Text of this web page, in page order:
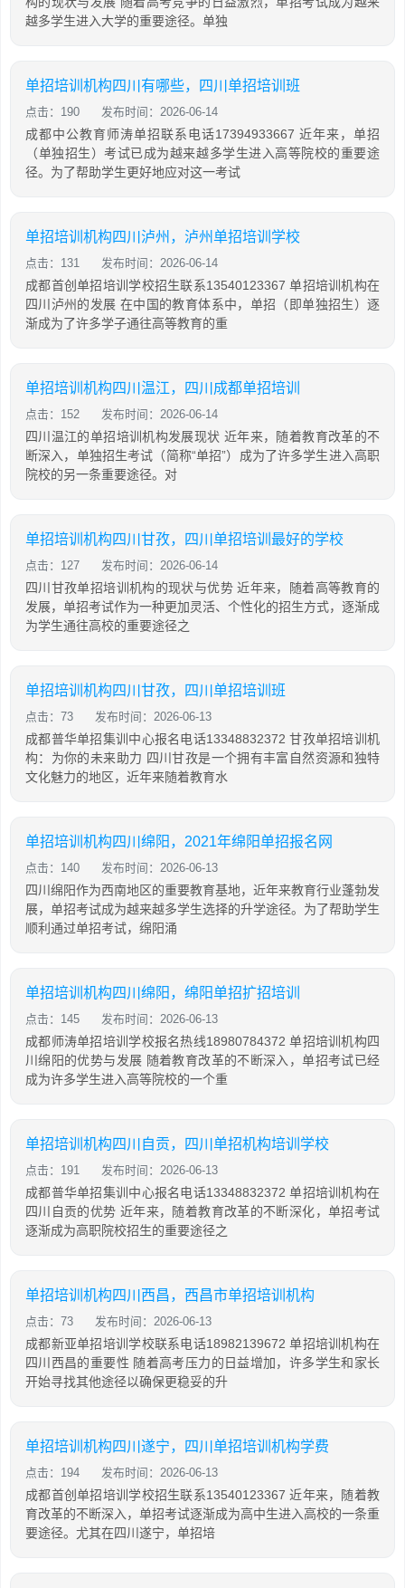
越多学生进入大学的重要途径。单独
单招培训机构四川有哪些，四川单招培训班
点击：190 发布时间：2026-06-14
成都中公教育师涛单招联系电话17394933667 近年来，单招
（单独招生）考试已成为越来越多学生进入高等院校的重要途
径。为了帮助学生更好地应对这一考试
单招培训机构四川泸州，泸州单招培训学校
点击：131 发布时间：2026-06-14
成都首创单招培训学校招生联系13540123367 单招培训机构在
四川泸州的发展 在中国的教育体系中，单招（即单独招生）逐
渐成为了许多学子通往高等教育的重
单招培训机构四川温江，四川成都单招培训
点击：152 发布时间：2026-06-14
四川温江的单招培训机构发展现状 近年来，随着教育改革的不
断深入，单独招生考试（简称“单招”）成为了许多学生进入高职
院校的另一条重要途径。对
单招培训机构四川甘孜，四川单招培训最好的学校
点击：127 发布时间：2026-06-14
四川甘孜单招培训机构的现状与优势 近年来，随着高等教育的
发展，单招考试作为一种更加灵活、个性化的招生方式，逐渐成
为学生通往高校的重要途径之
单招培训机构四川甘孜，四川单招培训班
点击：73 发布时间：2026-06-13
成都普华单招集训中心报名电话13348832372 甘孜单招培训机
构：为你的未来助力 四川甘孜是一个拥有丰富自然资源和独特
文化魅力的地区，近年来随着教育水
单招培训机构四川绵阳，2021年绵阳单招报名网
点击：140 发布时间：2026-06-13
四川绵阳作为西南地区的重要教育基地，近年来教育行业蓬勃发
展，单招考试成为越来越多学生选择的升学途径。为了帮助学生
顺利通过单招考试，绵阳涌
单招培训机构四川绵阳，绵阳单招扩招培训
点击：145 发布时间：2026-06-13
成都师涛单招培训学校报名热线18980784372 单招培训机构四
川绵阳的优势与发展 随着教育改革的不断深入，单招考试已经
成为许多学生进入高等院校的一个重
单招培训机构四川自贡，四川单招机构培训学校
点击：191 发布时间：2026-06-13
成都普华单招集训中心报名电话13348832372 单招培训机构在
四川自贡的优势 近年来，随着教育改革的不断深化，单招考试
逐渐成为高职院校招生的重要途径之
单招培训机构四川西昌，西昌市单招培训机构
点击：73 发布时间：2026-06-13
成都新亚单招培训学校联系电话18982139672 单招培训机构在
四川西昌的重要性 随着高考压力的日益增加，许多学生和家长
开始寻找其他途径以确保更稳妥的升
单招培训机构四川遂宁，四川单招培训机构学费
点击：194 发布时间：2026-06-13
成都首创单招培训学校招生联系13540123367 近年来，随着教
育改革的不断深入，单招考试逐渐成为高中生进入高校的一条重
要途径。尤其在四川遂宁，单招培